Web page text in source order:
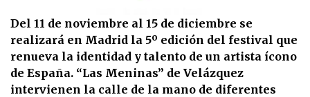
Del 11 de noviembre al 15 de diciembre se
realizará en Madrid la 5º edición del festival que
renueva la identidad y talento de un artista ícono
de España. “Las Meninas” de Velázquez
intervienen la calle de la mano de diferentes